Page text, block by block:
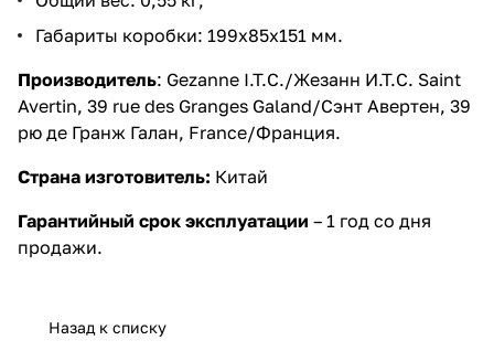
Габариты коробки: 199х85х151 мм.
Производитель: Gezanne I.T.C./Жезанн И.Т.С. Saint
Avertin, 39 rue des Granges Galand/Сэнт Авертен, 39
рю де Гранж Галан, France/Франция.
Страна изготовитель: Китай
Гарантийный срок эксплуатации – 1 год со дня
продажи.
Назад к списку